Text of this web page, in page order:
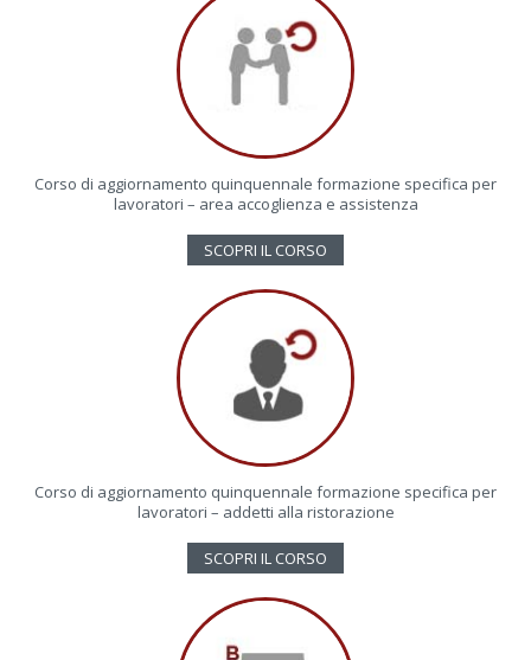
Corso di aggiornamento quinquennale formazione specifica per
lavoratori – area accoglienza e assistenza
SCOPRI IL CORSO
Corso di aggiornamento quinquennale formazione specifica per
lavoratori – addetti alla ristorazione
SCOPRI IL CORSO